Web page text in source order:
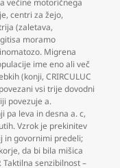
večine motoričnega
,centri za žejo,
(zaletava,
moramo
Migrena
ime eno ali več
(konji,CRIRCULUC
vsi trije dovodni
povezuje a.
pa leva in desna a. c,
Vzrok je prekinitev
in govornimi predeli;
,da bi bila mišica
Taktilna senzibilnost –